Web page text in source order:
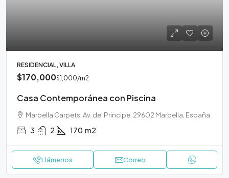
RESIDENCIAL, VILLA
$170,000$1,000/m2
Casa Contemporánea con Piscina
Marbella Carpets, Av. del Principe, 29602 Marbella, España
3 2 170 m2
Llámenos Correo